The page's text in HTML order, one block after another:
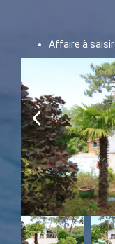
Affaire à saisir